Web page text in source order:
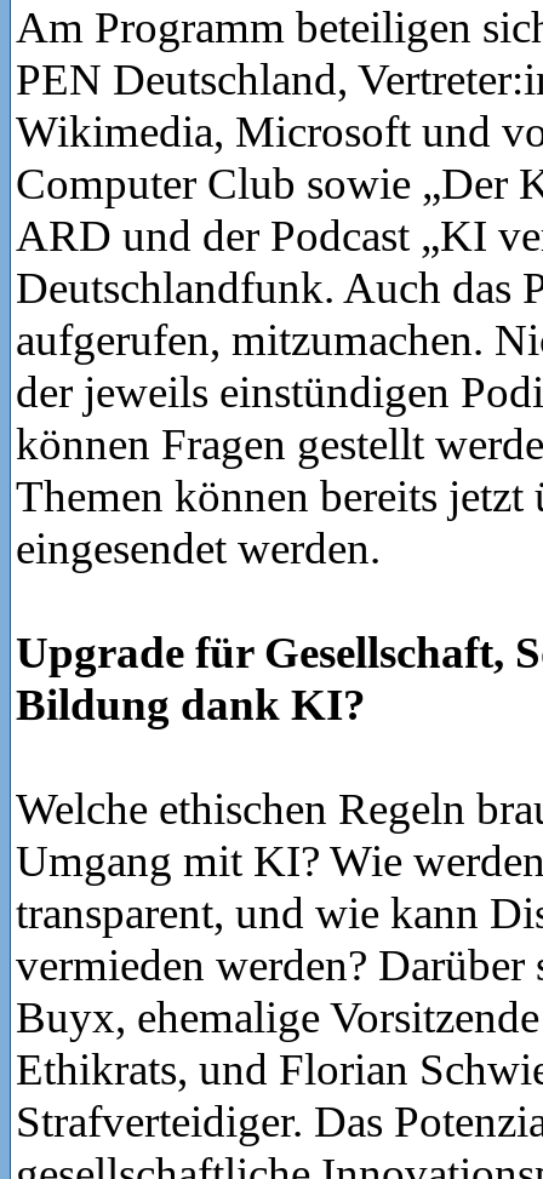
Am Programm beteiligen
PEN Deutschland,
Wikimedia, Microsoft und
Computer Club sowie „Der
ARD und der Podcast „KI
Deutschlandfunk. Auch das
aufgerufen, mitzumachen.
der jeweils einstündigen
können Fragen gestellt
Themen können bereits jetzt
eingesendet werden.
Upgrade für Gesellschaft,
Bildung dank KI?
Welche ethischen Regeln
Umgang mit KI? Wie
transparent, und wie kann
vermieden werden? Darüber
Buyx, ehemalige
Ethikrats, und Florian
Strafverteidiger. Das